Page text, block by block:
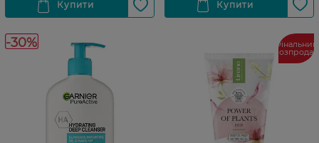
-30% Фінальний
розпродаж